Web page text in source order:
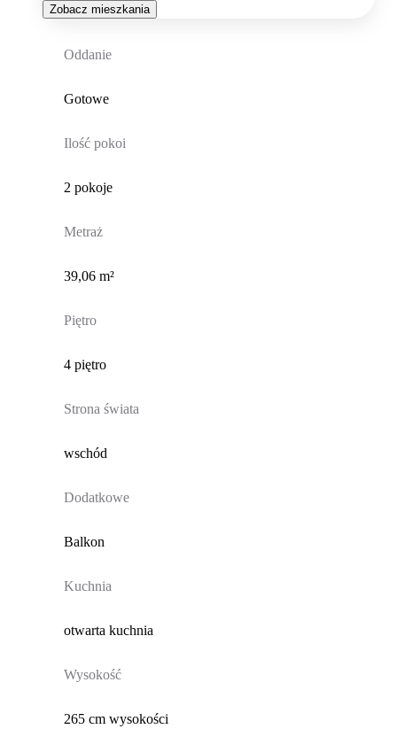
Zobacz mieszkania
Oddanie
Gotowe
Ilość pokoi
2 pokoje
Metraż
39,06 m²
Piętro
4 piętro
Strona świata
wschód
Dodatkowe
Balkon
Kuchnia
otwarta kuchnia
Wysokość
265 cm wysokości